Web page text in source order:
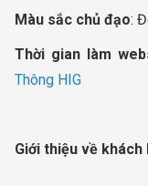
Màu sắc chủ đạo:
Thời gian làm
Thông HIG
Giới thiệu về khách